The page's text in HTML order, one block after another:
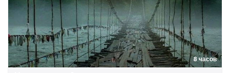
8 часов